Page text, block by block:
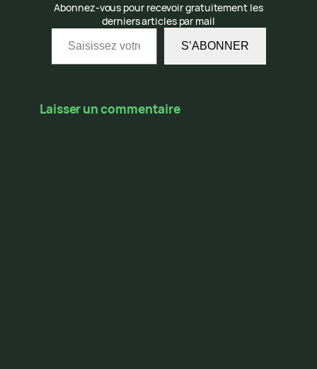
Abonnez-vous pour recevoir gratuitement les
derniers articles par mail
Saisissez votre adresse e-mail…
S’ABONNER
Laisser un commentaire